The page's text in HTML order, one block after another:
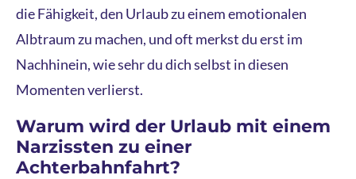
die Fähigkeit, den Urlaub zu einem emotionalen
Albtraum zu machen, und oft merkst du erst im
Nachhinein, wie sehr du dich selbst in diesen
Momenten verlierst.
Warum wird der Urlaub mit einem
Narzissten zu einer
Achterbahnfahrt?